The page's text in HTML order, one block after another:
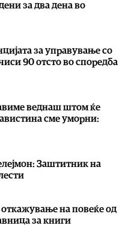
за два дена во
за управување со
90 отсто во споредба
веднаш штом ќе
сме уморни:
Заштитник на
на повеќе од
за книги